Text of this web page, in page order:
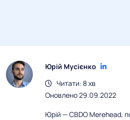
Юрій Мусієнко
Читати: 8 хв
Оновлено 29.09.2022
Юрій — CBDO Merehead,